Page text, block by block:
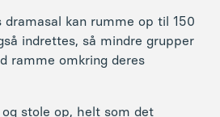
dramasal kan rumme op til 150
indrettes, så mindre grupper
ramme omkring deres
stole op, helt som det